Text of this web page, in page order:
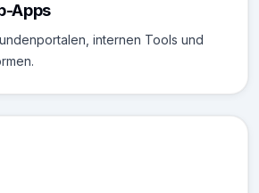
Apps
internen Tools und